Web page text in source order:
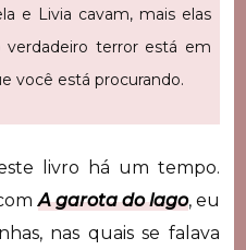
e Livia cavam, mais elas
terror está em
você está procurando.
livro há um tempo.
A garota do lago, eu
nas quais se falava